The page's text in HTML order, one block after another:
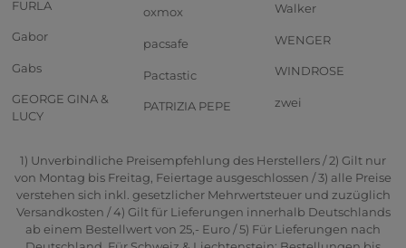
FURLA
Gabor
Gabs
GEORGE GINA &
LUCY
oxmox
pacsafe
Pactastic
PATRIZIA PEPE
Walker
WENGER
WINDROSE
zwei
1) Unverbindliche Preisempfehlung des Herstellers / 2) Gilt nur
von Montag bis Freitag, Feiertage ausgeschlossen / 3) alle Preise
verstehen sich inkl. gesetzlicher Mehrwertsteuer und zuzüglich
Versandkosten / 4) Gilt für Lieferungen innerhalb Deutschlands
ab einem Bestellwert von 25,- Euro / 5) Für Lieferungen nach